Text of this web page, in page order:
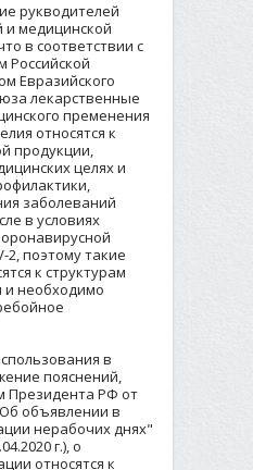
рукводителей
медицинской
в соответствии с
Российской
Евразийского
лекарственные
пременения
относятся к
продукции,
целях и
заболеваний
в условиях
2, поэтому такие
к структурам
и необходимо
в
пояснений,
Президента РФ от
объявлении в
нерабочих днях"
г.), о
относятся к